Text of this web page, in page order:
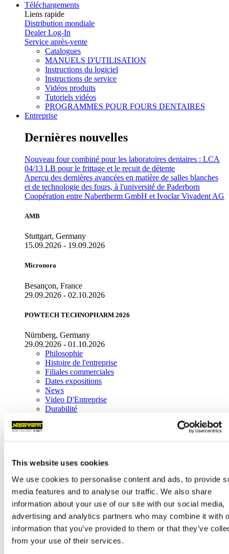
This website uses cookies
We use cookies to personalise content and ads, to provide
media features and to analyse our traffic. We also share
information about your use of our site with our social media,
advertising and analytics partners who may combine it with
information that you’ve provided to them or that they’ve
from your use of their services.
Téléchargements
Liens rapide
Distribution mondiale
Dealer Log-In
Service après-vente
Catalogues
MANUELS D'UTILISATION
Instructions du logiciel
Instructions de service
Vidéos produits
Tutoriels vidéos
PROGRAMMES POUR FOURS DENTAIRES
Entreprise
Dernières nouvelles
Nouveau four combiné pour les laboratoires dentaires : LCA
04/13 LB pour le frittage et le recuit de détente
Aperçu des dernières avancées en matière de salles blanches
et de technologie des fours, à l'université de Paderborn
Coopération entre Nabertherm GmbH et Ivoclar Vivadent AG
AMB
Stuttgart, Germany
15.09.2026 - 19.09.2026
Micronora
Besançon, France
29.09.2026 - 02.10.2026
POWTECH TECHNOPHARM 2026
Nürnberg, Germany
29.09.2026 - 01.10.2026
Philosophie
Histoire de l'entreprise
Filiales commerciales
Dates expositions
News
Video D'Entreprise
Durabilité
Maison Mère
28865 Lilienthal (Germany
Tel. +49 4298 922-0
contact@nabertherm.de
Livraisons entrepôt
Dr.-Sasse-Straße 31,
28865 Lilienthal (Germany)
Distribution mondiale